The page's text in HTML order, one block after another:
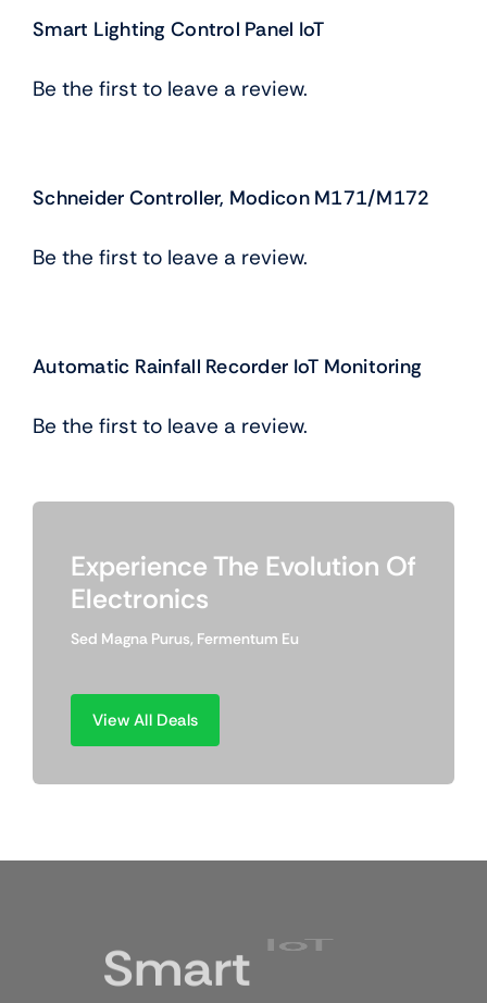
Smart Lighting Control Panel IoT
Be the first to leave a review.
Schneider Controller, Modicon M171/M172
Be the first to leave a review.
Automatic Rainfall Recorder IoT Monitoring
Be the first to leave a review.
Experience The Evolution Of
Electronics
Sed Magna Purus, Fermentum Eu
View All Deals
Smart IoT